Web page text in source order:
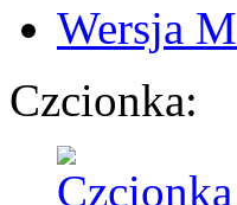
Wersja
Czcionka: